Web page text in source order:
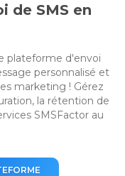
de SMS en
plateforme d'envoi
personnalisé et
marketing ! Gérez
la rétention de
SMSFactor au